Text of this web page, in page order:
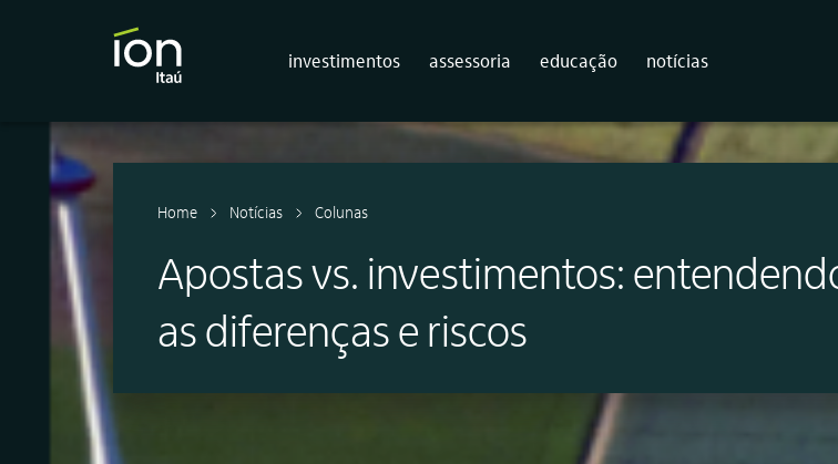
investimentos assessoria educação notícias
Home Notícias Colunas
Apostas vs. investimentos:
as diferenças e riscos